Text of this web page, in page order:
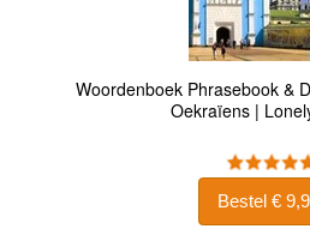
Woordenboek Phrasebook &
Oekraïens |
Bestel €